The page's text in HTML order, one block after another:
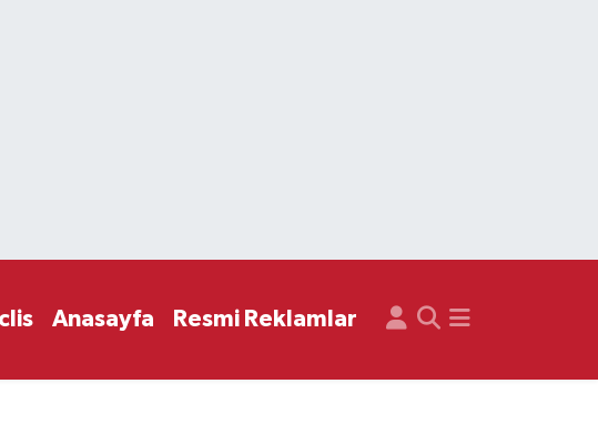
Anasayfa Resmi Reklamlar